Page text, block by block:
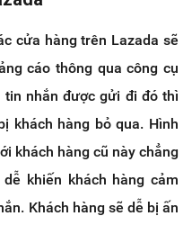
cửa hàng trên Lazada sẽ
cáo thông qua công cụ
tin nhắn được gửi đi đó thì
khách hàng bỏ qua. Hình
khách hàng cũ này chẳng
khiến khách hàng cảm
Khách hàng sẽ dễ bị ấn